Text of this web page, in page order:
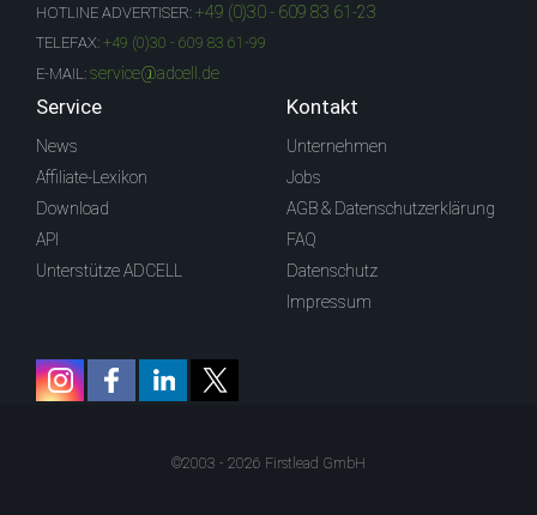
HOTLINE ADVERTISER: +49 (0)30 - 609 83 61-23
TELEFAX: +49 (0)30 - 609 83 61-99
E-MAIL: service@adcell.de
Service
News
Affiliate-Lexikon
Download
API
Unterstütze ADCELL
Kontakt
Unternehmen
Jobs
AGB & Datenschutzerklärung
FAQ
Datenschutz
Impressum
©2003 - 2026 Firstlead GmbH